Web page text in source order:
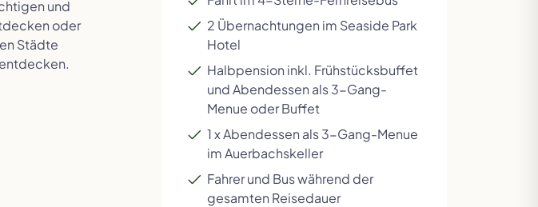
und
oder
Städte
2 Übernachtungen im Seaside Park
Hotel
Halbpension inkl. Frühstücksbuffet
und Abendessen als 3-Gang-
Menue oder Buffet
1 x Abendessen als 3-Gang-Menue
im Auerbachskeller
Fahrer und Bus während der
gesamten Reisedauer